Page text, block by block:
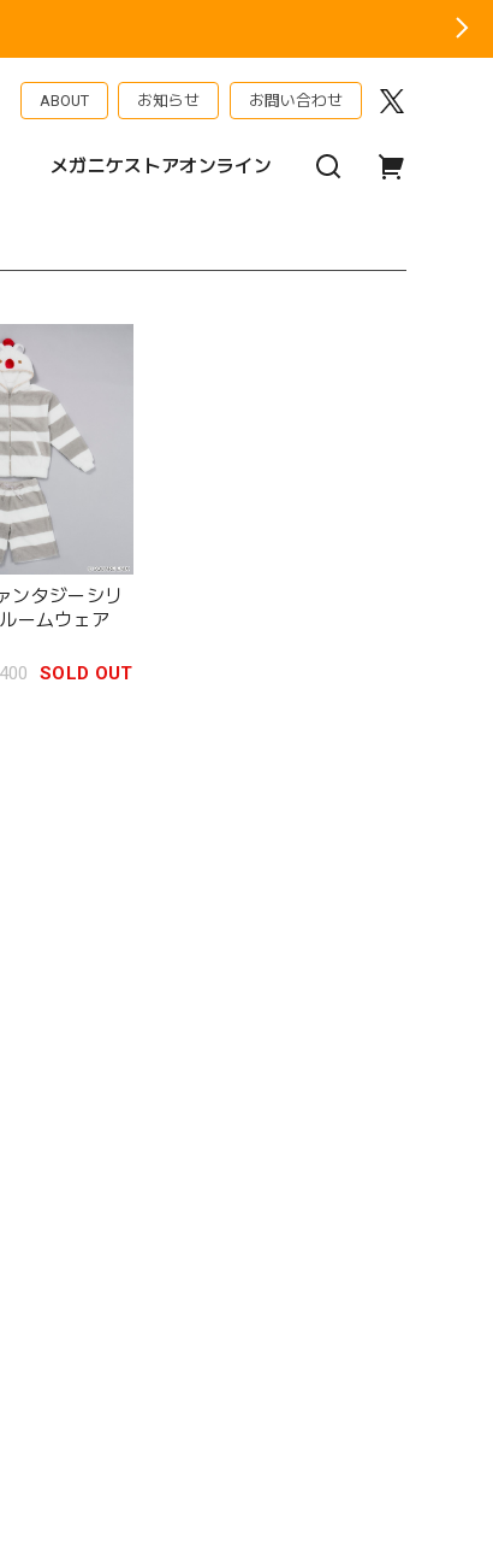
ABOUT お知らせ お問い合わせ
メガニケストアオンライン
ンタジーシリ
ームウェア
SOLD OUT